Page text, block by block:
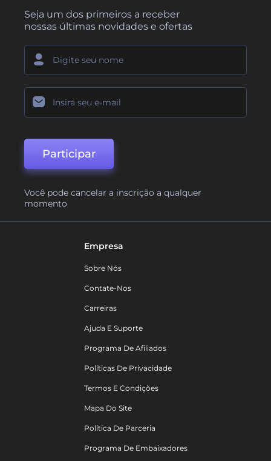
Seja um dos primeiros a receber
nossas últimas novidades e ofertas
Participar
Você pode cancelar a inscrição a qualquer
momento
Empresa
Sobre Nós
Contate-Nos
Carreiras
Ajuda E Suporte
Programa De Afiliados
Políticas De Privacidade
Termos E Condições
Mapa Do Site
Política De Parceria
Programa De Embaixadores